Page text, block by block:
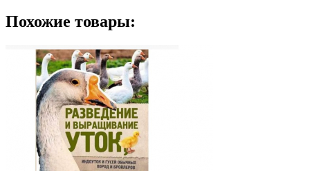
Похожие товары: